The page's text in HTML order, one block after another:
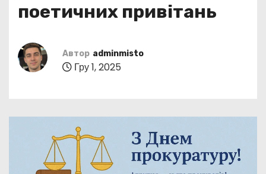
поетичних привітань
Автор adminmisto
Гру 1, 2025